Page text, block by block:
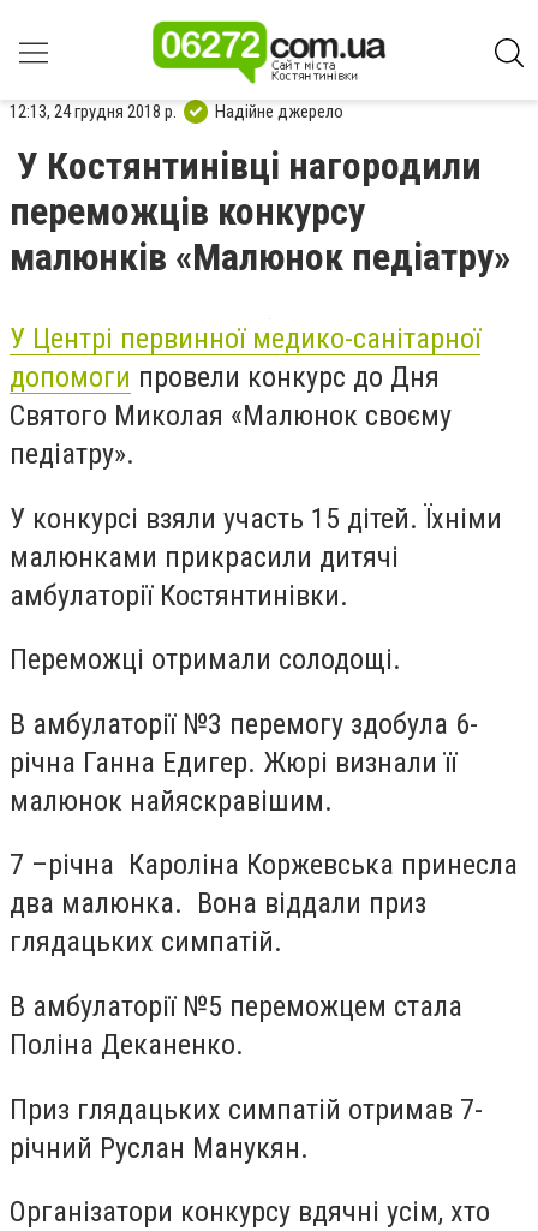
12:13, 24 грудня 2018 р. Надійне джерело
У Костянтинівці нагородили
переможців конкурсу
малюнків «Малюнок педіатру»
У Центрі первинної медико-санітарної
допомоги провели конкурс до Дня
Святого Миколая «Малюнок своєму
педіатру».
У конкурсі взяли участь 15 дітей. Їхніми
малюнками прикрасили дитячі
амбулаторії Костянтинівки.
Переможці отримали солодощі.
В амбулаторії №3 перемогу здобула 6-
річна Ганна Едигер. Жюрі визнали її
малюнок найяскравішим.
7 –річна Кароліна Коржевська принесла
два малюнка. Вона віддали приз
глядацьких симпатій.
В амбулаторії №5 переможцем стала
Поліна Деканенко.
Приз глядацьких симпатій отримав 7-
річний Руслан Манукян.
Організатори конкурсу вдячні усім, хто